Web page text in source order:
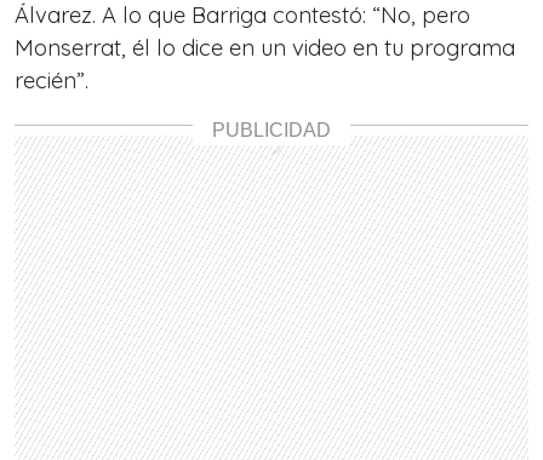
Álvarez. A lo que Barriga contestó: “No, pero
Monserrat, él lo dice en un video en tu programa
recién”.